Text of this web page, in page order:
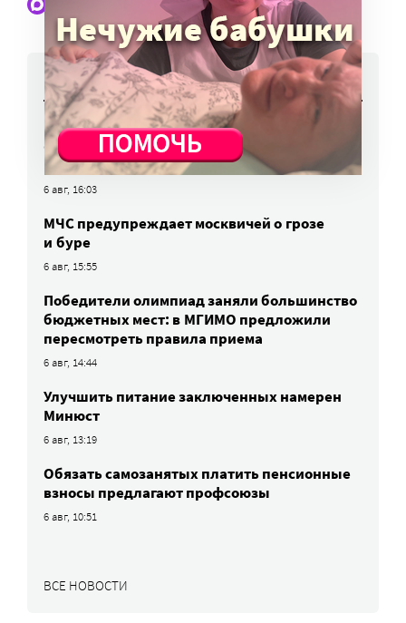
Наши статьи и новости в Max. Подпишитесь
НОВОСТИ
Работы фотографов портала
«Милосердие.ru» представят на выставке
в Переславле-Залесском
6 авг, 16:03
МЧС предупреждает москвичей о грозе
и буре
6 авг, 15:55
Победители олимпиад заняли большинство
бюджетных мест: в МГИМО предложили
пересмотреть правила приема
6 авг, 14:44
Улучшить питание заключенных намерен
Минюст
6 авг, 13:19
Обязать самозанятых платить пенсионные
взносы предлагают профсоюзы
6 авг, 10:51
ВСЕ НОВОСТИ